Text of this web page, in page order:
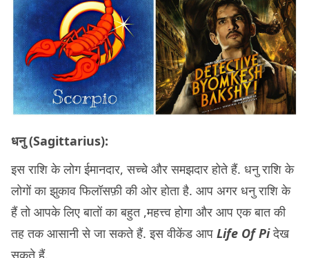
धनु (Sagittarius):
इस राशि के लोग ईमानदार, सच्चे और समझदार होते हैं. धनु राशि के
लोगों का झुकाव फिलॉसफ़ी की ओर होता है. आप अगर धनु राशि के
हैं तो आपके लिए बातों का बहुत ,महत्त्व होगा और आप एक बात की
तह तक आसानी से जा सकते हैं. इस वीकेंड आप Life Of Piदेख